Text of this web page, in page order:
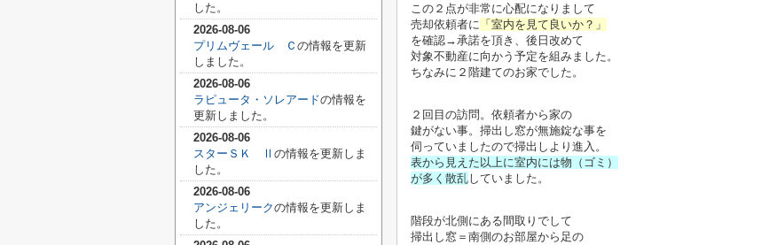
この２点が非常に心配になりまして
売却依頼者に 「室内を見て良いか？」
を確認→承諾を頂き、後日改めて
対象不動産に向かう予定を組みました。
ちなみに２階建てのお家でした。
２回目の訪問。依頼者から家の
鍵がない事。掃出し窓が無施錠な事を
伺っていましたので掃出しより進入。
表から見えた以上に室内には物（ゴミ）
が多く散乱していました。
階段が北側にある間取りでして
掃出し窓＝南側のお部屋から足の
した。
2026-08-06
プリムヴェール Ｃ の情報を更新
しました。
2026-08-06
ラピュータ・ソレアードの情報を
更新しました。
2026-08-06
スターＳＫ Ⅱ の情報を更新しま
した。
2026-08-06
アンジェリークの情報を更新しま
した。